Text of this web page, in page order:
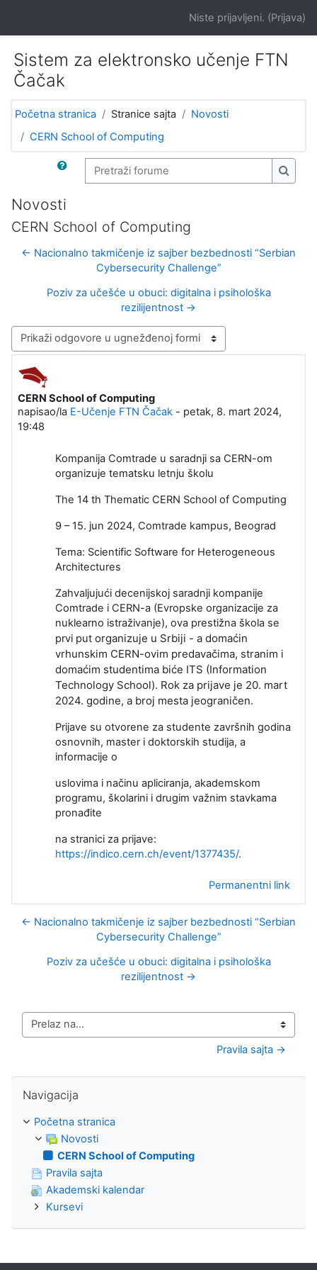
Niste prijavljeni. (Prijava)
Sistem za elektronsko učenje FTN
Čačak
Početna stranica Stranice sajta
Novosti
CERN School of Computing
Pretraži forume
Novosti
CERN School of Computing
← Nacionalno takmičenje iz sajber bezbednosti “Serbian
Cybersecurity Challenge”
Poziv za učešće u obuci: digitalna i psihološka
rezilijentnost →
Način prikazivanja
CERN School of Computing
napisao/la E-Učenje FTN Čačak - petak, 8. mart 2024,
19:48
Broj odgovora: 0
Kompanija Comtrade u saradnji sa CERN-om
organizuje tematsku letnju školu
The 14 th Thematic CERN School of Computing
9 – 15. jun 2024, Comtrade kampus, Beograd
Tema: Scientific Software for Heterogeneous
Architectures
Zahvaljujući decenijskoj saradnji kompanije
Comtrade i CERN-a (Evropske organizacije za
nuklearno istraživanje), ova prestižna škola se
prvi put organizuje u Srbiji - a domaćin
vrhunskim CERN-ovim predavačima, stranim i
domaćim studentima biće ITS (Information
Technology School). Rok za prijave je 20. mart
2024. godine, a broj mesta jeograničen.
Prijave su otvorene za studente završnih godina
osnovnih, master i doktorskih studija, a
informacije o
uslovima i načinu apliciranja, akademskom
programu, školarini i drugim važnim stavkama
pronađite
na stranici za prijave:
https://indico.cern.ch/event/1377435/.
Permanentni link
← Nacionalno takmičenje iz sajber bezbednosti “Serbian
Cybersecurity Challenge”
Poziv za učešće u obuci: digitalna i psihološka
rezilijentnost →
Prelaz na...
Pravila sajta →
Navigacija
Početna stranica
Novosti
CERN School of Computing
Pravila sajta
Akademski kalendar
Kursevi